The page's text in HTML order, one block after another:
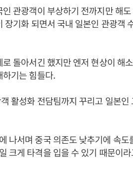
관광객이 부상하기 전까지만 해
장기화 되면서 국내 일본인 관광객
돌아서긴 했지만 엔저 현상이 해
기는 힘들다.
활성화 전담팀까지 꾸리고 일본인
나서며 중국 의존도 낮추기에 속도
크게 타격을 입을 수 있기 때문이